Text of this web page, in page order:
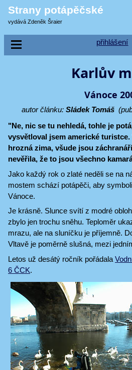
Strany potápěčské
vydává Zdeněk Šraier
přihlášení
Karlův
Vánoce
autor článku:Sládek Tomáš
"Ne, nic se tu nehledá, tohle je
vysvětloval jsem americké
hrozná zima, všude jsou
nevěřila, že to jsou všechno
Jako každý rok o zlaté neděli se na
mostem schází potápěči, aby
Vánoce.
Je krásně. Slunce svítí z modré
zbylo jen trochu sněhu. Teploměr
mrazu, ale na sluníčku je příjemně.
Vltavě je poměrně slušná, mezi
Letos už desátý ročník pořádala
6 ČCK.